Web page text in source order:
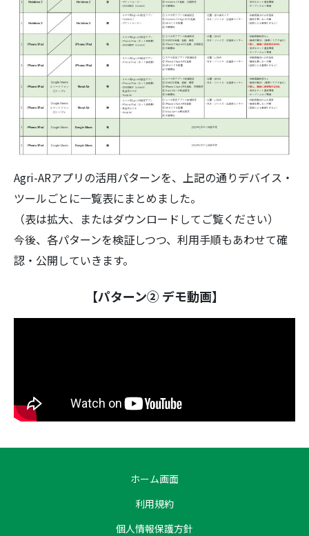
Agri-ARアプリの活用パターンを、上記の通りデバイス・
ツールごとに一覧表にまとめました。
（表は拡大、またはダウンロードしてご覧ください）
今後、各パターンを検証しつつ、利用手順もあわせて確
認・公開していきます。
【パターン② デモ動画】
ホーム画面
利用規約
個人情報保護方針